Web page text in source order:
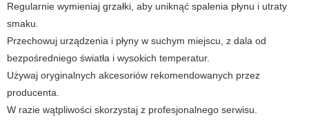
Regularnie wymieniaj grzałki, aby uniknąć spalenia płynu i utraty
smaku.
Przechowuj urządzenia i płyny w suchym miejscu, z dala od
bezpośredniego światła i wysokich temperatur.
Używaj oryginalnych akcesoriów rekomendowanych przez
producenta.
W razie wątpliwości skorzystaj z profesjonalnego serwisu.